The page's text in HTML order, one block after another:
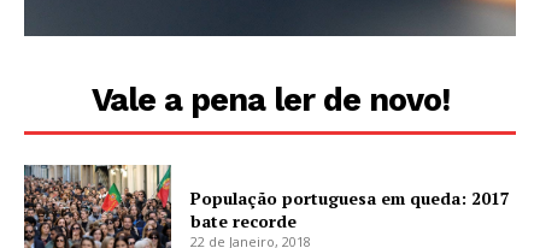
Vale a pena ler de novo!
População portuguesa em queda: 2017
bate recorde
22 de Janeiro, 2018